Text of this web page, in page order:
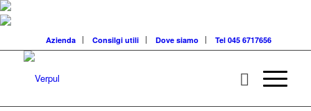
Azienda Consilgi utili Dove siamo Tel 045 6717656